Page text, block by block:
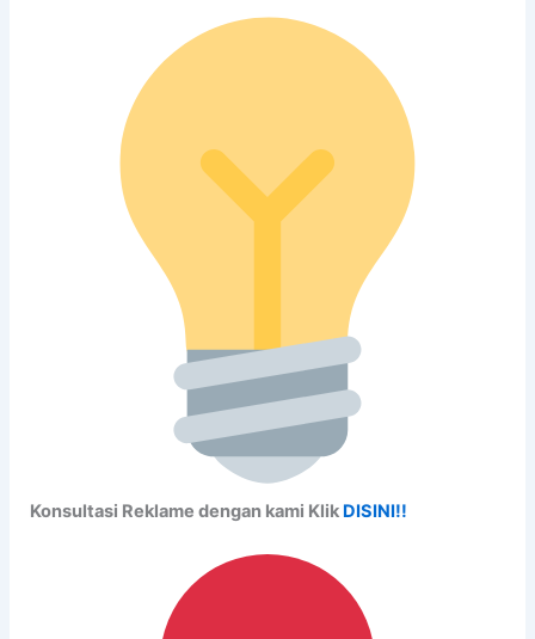
Konsultasi Reklame dengan kami Klik DISINI!!